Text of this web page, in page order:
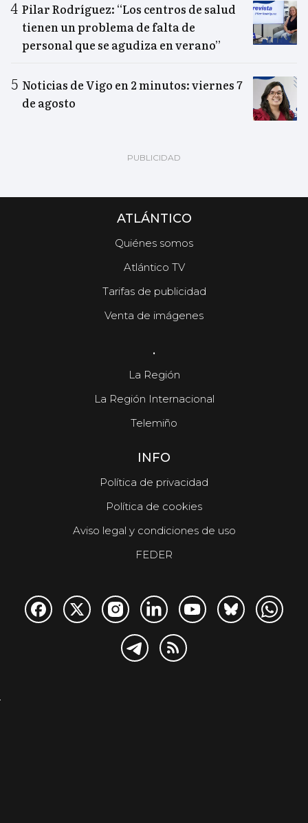
Pilar Rodríguez: “Los centros de salud
tienen un problema de falta de
personal que se agudiza en verano”
Noticias de Vigo en 2 minutos: viernes 7
de agosto
ATLÁNTICO
Quiénes somos
Atlántico TV
Tarifas de publicidad
Venta de imágenes
.
La Región
La Región Internacional
Telemiño
INFO
Política de privacidad
Política de cookies
Aviso legal y condiciones de uso
FEDER